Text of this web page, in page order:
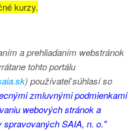
kurzy.
a prehliadaním webstránok
tohto portálu
) používateľ súhlasí so
zmluvnými podmienkami
webových stránok a
spravovaných SAIA, n. o."